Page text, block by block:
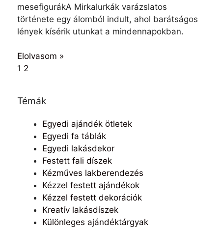
mesefigurákA Mirkalurkák varázslatos
története egy álomból indult, ahol barátságos
lények kísérik utunkat a mindennapokban.
Elolvasom »
1 2
Témák
Egyedi ajándék ötletek
Egyedi fa táblák
Egyedi lakásdekor
Festett fali díszek
Kézműves lakberendezés
Kézzel festett ajándékok
Kézzel festett dekorációk
Kreatív lakásdíszek
Különleges ajándéktárgyak